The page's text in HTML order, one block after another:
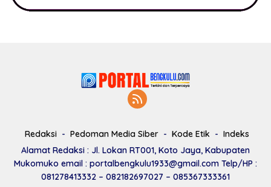
Redaksi Pedoman Media Siber Kode Etik
Indeks
Alamat Redaksi : Jl. Lokan RT001, Koto Jaya, Kabupaten
Mukomuko email : portalbengkulu1933@gmail.com Telp/HP :
081278413332 – 082182697027 – 085367333361